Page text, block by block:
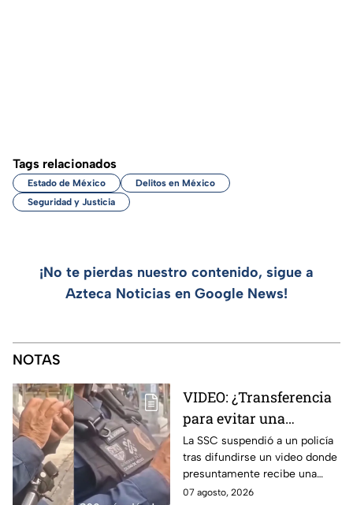
Tags relacionados
Estado de México
Delitos en México
Seguridad y Justicia
¡No te pierdas nuestro contenido, sigue a
Azteca Noticias en Google News!
NOTAS
VIDEO: ¿Transferencia
para evitar una
sanción? SSC suspende
a policía y abre
investigación
La SSC suspendió a un policía
tras difundirse un video donde
presuntamente recibe una
transferencia para evitar una
07 agosto, 2026